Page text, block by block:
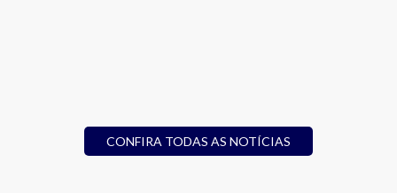
CONFIRA TODAS AS NOTÍCIAS